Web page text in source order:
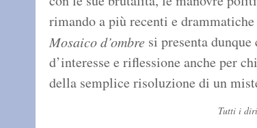
rimando a più recenti e
Mosaico d’ombre si presenta
d’interesse e riflessione anche per
della semplice risoluzione di un
Tutti i